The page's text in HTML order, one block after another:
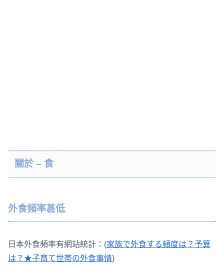
關於 – 食
外食頻率甚低
日本外食頻率有網站統計：(家族で外食する頻度は？予算
は？★子育て世帯の外食事情)